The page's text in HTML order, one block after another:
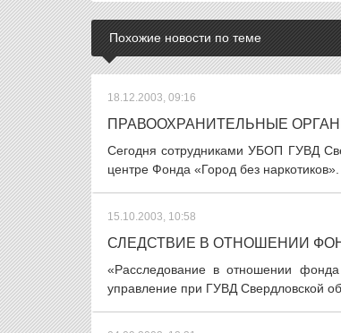
Похожие новости по теме
18.12.2003, 09:16
ПРАВООХРАНИТЕЛЬНЫЕ
Сегодня сотрудниками УБОП ГУВД
центре Фонда «Город без
15.10.2003, 10:58
СЛЕДСТВИЕ В ОТНОШЕНИИ
«Расследование в отношении
управление при ГУВД Свердловской